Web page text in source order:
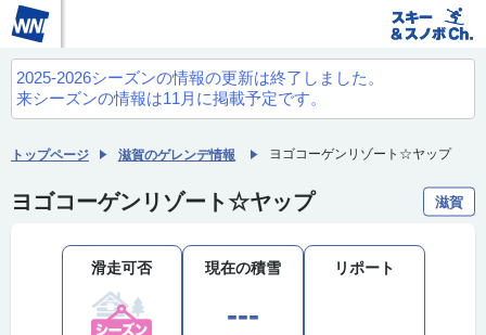
2025-2026シーズンの情報の更新は終了しました。
来シーズンの情報は11月に掲載予定です。
トップページ 滋賀のゲレンデ情報 ヨゴコーゲンリゾート☆ヤップ
ヨゴコーゲンリゾート☆ヤップ 滋賀
滑走可否 現在の積雪
---
リポート